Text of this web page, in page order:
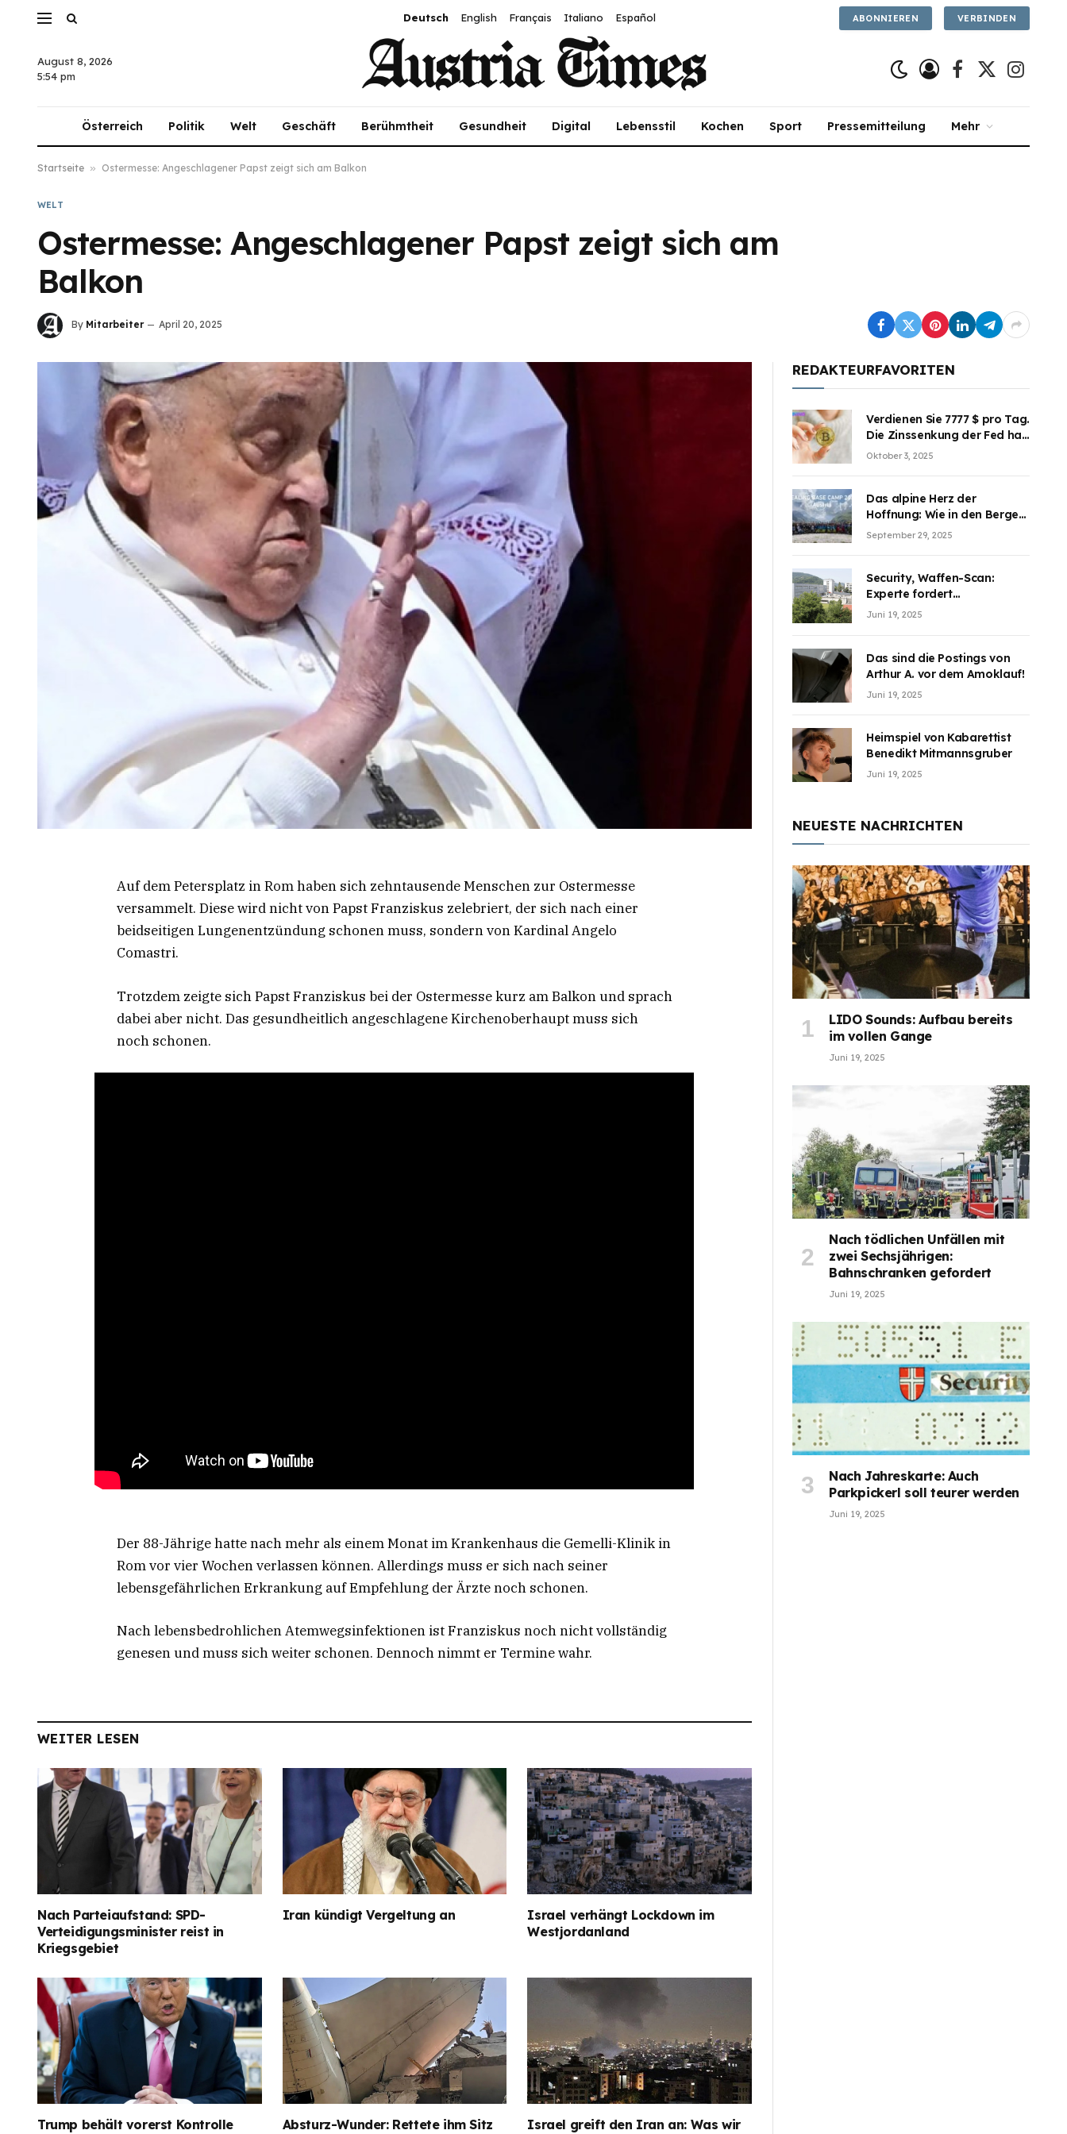
Deutsch English Français Italiano Español ABONNIEREN VERBINDEN
August 8, 2026
5:54 pm
Facebook
X
Österreich Politik Welt Geschäft Berühmtheit Gesundheit Digital Lebensstil Kochen Sport Pressemitteilung Mehr
Startseite » Ostermesse: Angeschlagener Papst zeigt sich am Balkon
WELT
Ostermesse: Angeschlagener Papst zeigt sich am
Balkon
By Mitarbeiter April 20, 2025
Auf dem Petersplatz in Rom haben sich zehntausende Menschen zur Ostermesse
versammelt. Diese wird nicht von Papst Franziskus zelebriert, der sich nach einer
beidseitigen Lungenentzündung schonen muss, sondern von Kardinal Angelo
Comastri.
Trotzdem zeigte sich Papst Franziskus bei der Ostermesse kurz am Balkon und sprach
dabei aber nicht. Das gesundheitlich angeschlagene Kirchenoberhaupt muss sich
noch schonen.
Der 88-Jährige hatte nach mehr als einem Monat im Krankenhaus die Gemelli-Klinik in
Rom vor vier Wochen verlassen können. Allerdings muss er sich nach seiner
lebensgefährlichen Erkrankung auf Empfehlung der Ärzte noch schonen.
Nach lebensbedrohlichen Atemwegsinfektionen ist Franziskus noch nicht vollständig
genesen und muss sich weiter schonen. Dennoch nimmt er Termine wahr.
WEITER LESEN
Nach Parteiaufstand: SPD-
Verteidigungsminister reist in
Kriegsgebiet
Iran kündigt Vergeltung an
Israel verhängt Lockdown im
Westjordanland
Trump behält vorerst Kontrolle
Absturz-Wunder: Rettete ihm Sitz
Israel greift den Iran an: Was wir
REDAKTEURFAVORITEN
Verdienen Sie 7777 $ pro Tag.
Die Zinssenkung der Fed hat
die Aufmerksamkeit des
teilzuhaben
Oktober 3, 2025
Das alpine Herz der
Hoffnung: Wie in den Bergen
Österreichs die unsichtbaren
September 29, 2025
Security, Waffen-Scan:
Experte fordert
Sicherheitsdiskussion an
Juni 19, 2025
Das sind die Postings von
Arthur A. vor dem Amoklauf!
Juni 19, 2025
Heimspiel von Kabarettist
Benedikt Mitmannsgruber
Juni 19, 2025
NEUESTE NACHRICHTEN
LIDO Sounds: Aufbau bereits
im vollen Gange
Juni 19, 2025
Nach tödlichen Unfällen mit
zwei Sechsjährigen:
Bahnschranken gefordert
Juni 19, 2025
Nach Jahreskarte: Auch
Parkpickerl soll teurer werden
Juni 19, 2025